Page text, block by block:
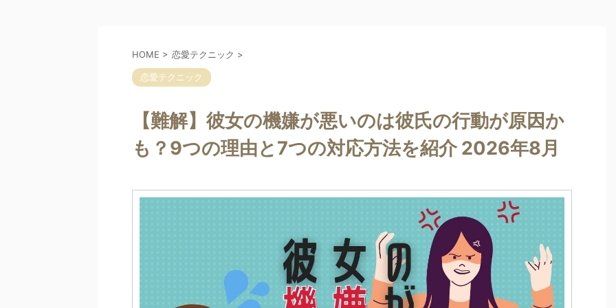
HOME > 恋愛テクニック >
恋愛テクニック
【難解】彼女の機嫌が悪いのは彼氏の行動が原因か
も？9つの理由と7つの対応方法を紹介 2026年8月